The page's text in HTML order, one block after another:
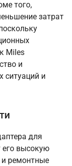
того,
затрат
Miles
и
ситуаций и
для
его высокую
ремонтные